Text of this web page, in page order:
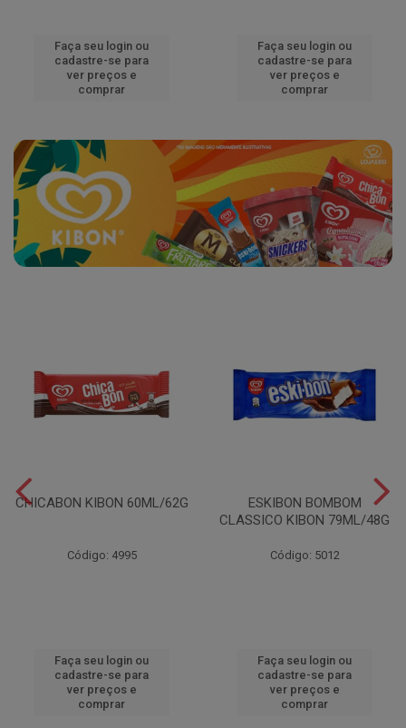
Faça seu login ou
cadastre-se para
ver preços e
comprar
Faça seu login ou
cadastre-se para
ver preços e
comprar
CHICABON KIBON 60ML/62G
Código: 4995
Faça seu login ou
cadastre-se para
ver preços e
comprar
ESKIBON BOMBOM
CLASSICO KIBON 79ML/48G
Código: 5012
Faça seu login ou
cadastre-se para
ver preços e
comprar